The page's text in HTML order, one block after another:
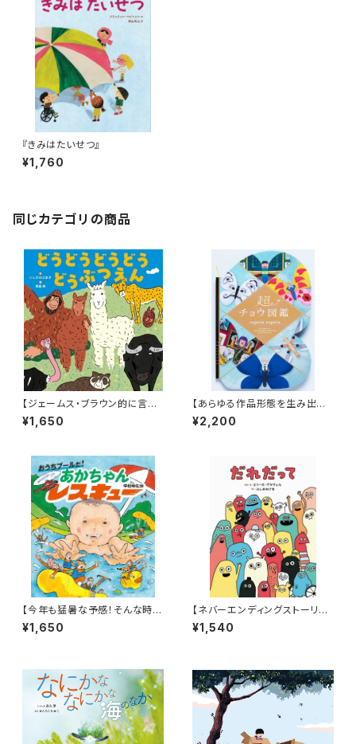
『きみはたいせつ』
¥1,760
同じカテゴリの商品
【ジェームス・ブラウン的に言え
ば「ゲロッパ！」的な絵本！】『どう
どうどうどう どうぶつえん』
¥1,650
【あらゆる作品形態を生み出すt
upera tuperaの中でも丈太郎
的に好きなジャンル！】『超チョウ
¥2,200
【今年も猛暑な予感！そんな時に
はこんなアドベンチャー絵本は
いかが？】『おうちプールだ! あ
¥1,650
【ネバーエンディングストーリー
のような永遠に続く！】『だれだっ
て』
¥1,540